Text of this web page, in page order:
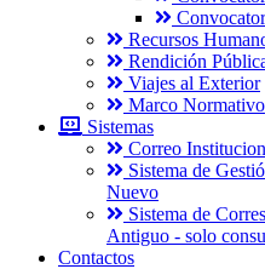
Recursos
Rendición
Viajes al Exterior
Marco Normativo
Sistemas
Correo
Sistema de
Nuevo
Sistema de
Antiguo - solo
Contactos